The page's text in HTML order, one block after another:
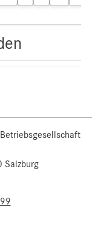
Salzburg